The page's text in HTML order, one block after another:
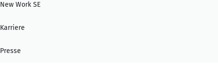
New Work SE
Karriere
Presse